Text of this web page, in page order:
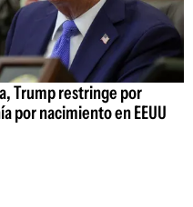
Trump restringe por
por nacimiento en EEUU